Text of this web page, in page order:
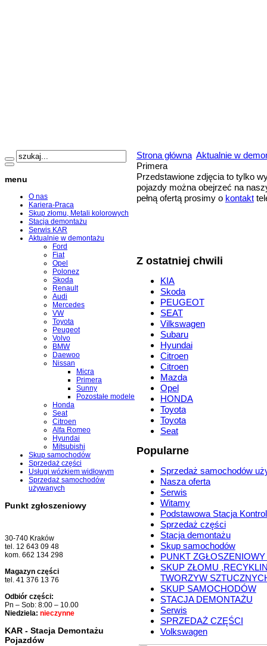
menu
O nas
Kariera-Praca
Skup złomu, Metali kolorowych
Stacja demontażu
Serwis KAR
Aktualnie w demontażu
Ford
Fiat
Opel
Polonez
Skoda
Renault
Audi
Mercedes
VW
Toyota
Peugeot
Volvo
BMW
Daewoo
Nissan
Micra
Primera
Sunny
Pozostałe modele
Honda
Seat
Citroen
Alfa Romeo
Hyundai
Mitsubishi
Skup samochodów
Sprzedaż części
Usługi wózkiem widłowym
Sprzedaż samochodów
używanych
Punkt zgłoszeniowy
30-740 Kraków
tel. 12 643 09 48
kom. 662 134 298
Magazyn części
tel. 41 376 13 76
Odbiór części:
Pn – Sob: 8:00 – 10.00
Niedziela: nieczynne
KAR - Stacja Demontażu
Pojazdów
Strona główna Aktualnie w
Primera
Przedstawione zdjęcia to tylko
pojazdy można obejrzeć na
pełną ofertą prosimy o kontakt
Z ostatniej chwili
KIA
Skoda
PEUGEOT
SEAT
Vilkswagen
Subaru
Hyundai
Citroen
Citroen
Mazda
Opel
HONDA
Toyota
Toyota
Seat
Popularne
Sprzedaż samochodów
Nasza oferta
Serwis
Witamy
Podstawowa Stacja
Sprzedaż części
Stacja demontażu
Skup samochodów
PUNKT
SKUP ZŁOMU
TWORZYW
SKUP SAMOCHODÓW
STACJA DEMONTAŻU
Serwis
SPRZEDAŻ CZĘŚCI
Volkswagen